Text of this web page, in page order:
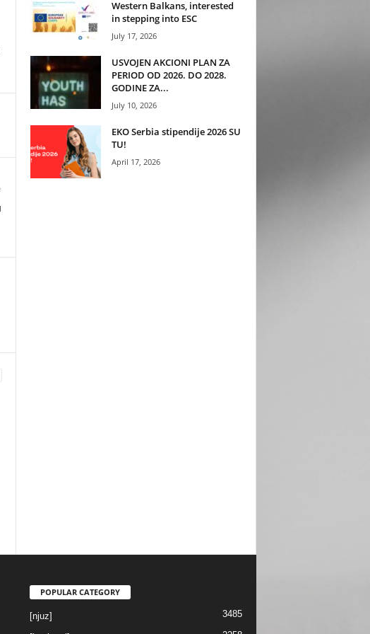
Western Balkans, interested
in stepping into ESC
July 17, 2026
USVOJEN AKCIONI PLAN ZA
PERIOD OD 2026. DO 2028.
GODINE ZA...
July 10, 2026
EKO Serbia stipendije 2026 SU
TU!
April 17, 2026
POPULAR CATEGORY
[njuz] 3485